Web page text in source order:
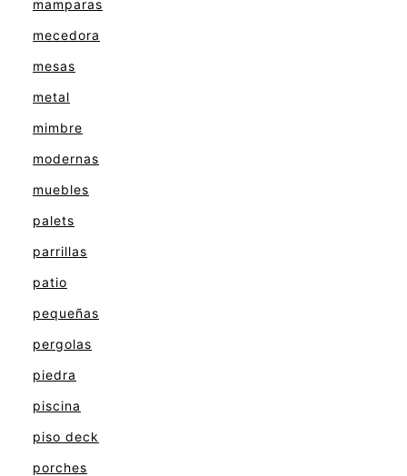
mamparas
mecedora
mesas
metal
mimbre
modernas
muebles
palets
parrillas
patio
pequeñas
pergolas
piedra
piscina
piso deck
porches